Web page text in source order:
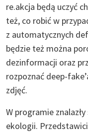
re.akcja będą uczyć
też, co robić w
z automatycznych
będzie też można
dezinformacji oraz
rozpoznać deep-
zdjęć.
W programie
ekologii.